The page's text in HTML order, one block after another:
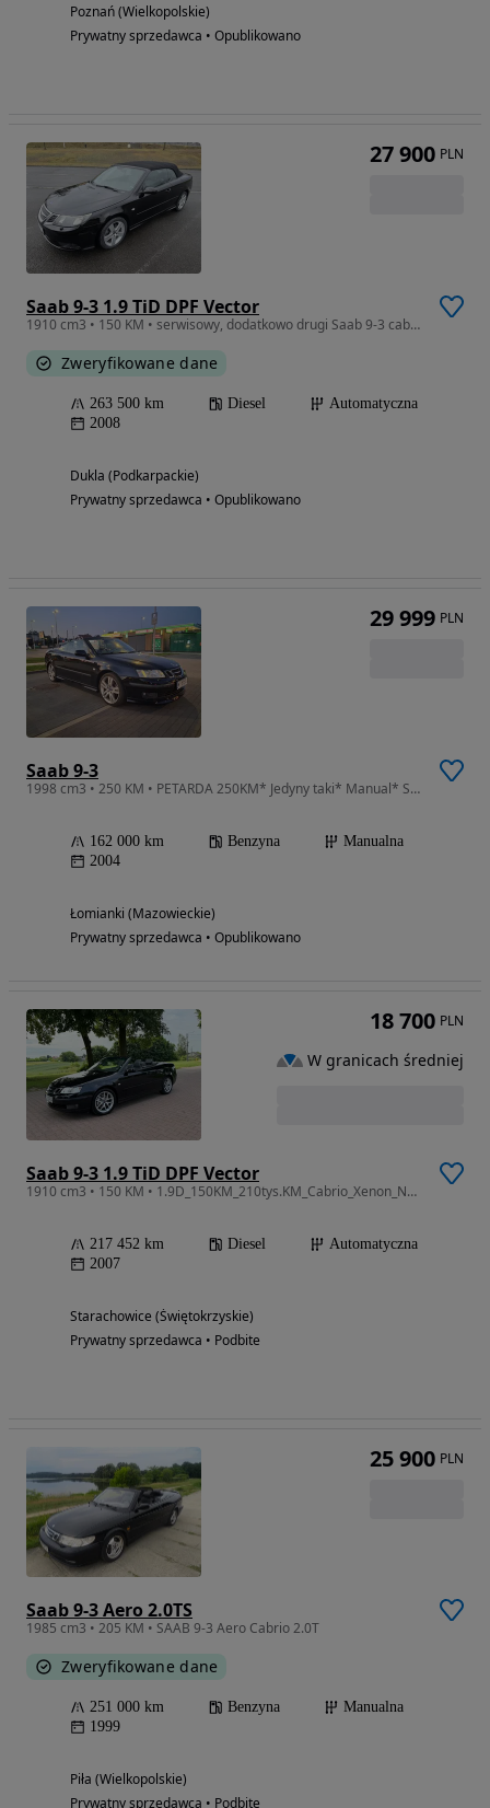
Poznań (Wielkopolskie)
Prywatny sprzedawca • Opublikowano
Saab 9-3 1.9 TiD DPF Vector
1910 cm3 • 150 KM • serwisowy, dodatkowo drugi Saab 9-3 cabrio na części
Zweryfikowane dane
263 500 km Diesel
Automatyczna
2008
Dukla (Podkarpackie)
Prywatny sprzedawca • Opublikowano
27 900 PLN
Saab 9-3
1998 cm3 • 250 KM • PETARDA 250KM* Jedyny taki* Manual* Saab 9-3 SS AERO* Tylko 162 tys/km* 2004rok* Klimatronik* Kabrio*
162 000 km Benzyna
Manualna
2004
Łomianki (Mazowieckie)
Prywatny sprzedawca • Opublikowano
29 999 PLN
Saab 9-3 1.9 TiD DPF Vector
1910 cm3 • 150 KM • 1.9D_150KM_210tys.KM_Cabrio_Xenon_Nawigacja_Serwis_Idealny z BELGII
217 452 km Diesel
Automatyczna
2007
Starachowice (Świętokrzyskie)
Prywatny sprzedawca • Podbite
18 700 PLN
W granicach średniej
Saab 9-3 Aero 2.0TS
1985 cm3 • 205 KM • SAAB 9-3 Aero Cabrio 2.0T
Zweryfikowane dane
251 000 km Benzyna
Manualna
1999
Piła (Wielkopolskie)
Prywatny sprzedawca • Podbite
25 900 PLN